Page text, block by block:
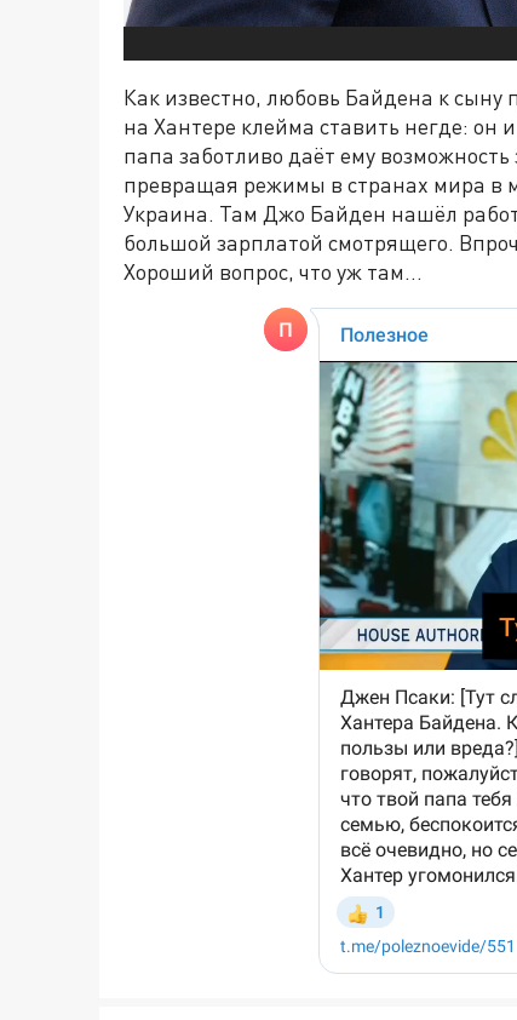
Как известно, любовь Байдена к сыну
на Хантере клейма ставить негде:
папа заботливо даёт ему
превращая режимы в странах мира в
Украина. Там Джо Байден нашёл
большой зарплатой смотрящего.
Хороший вопрос, что уж там…